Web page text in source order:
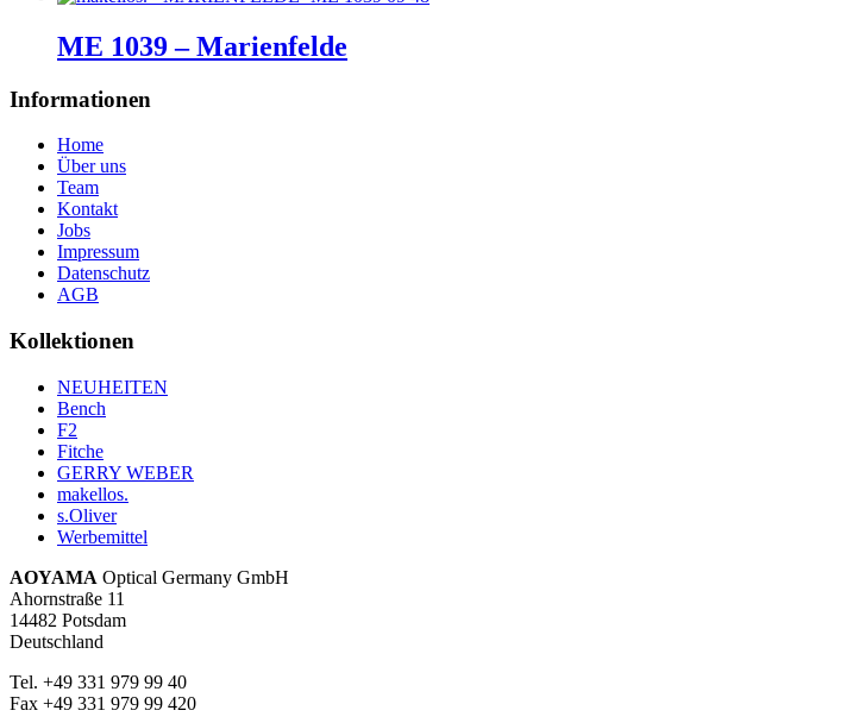
ME 1039 – Marienfelde
Informationen
Home
Über uns
Team
Kontakt
Jobs
Impressum
Datenschutz
AGB
Kollektionen
NEUHEITEN
Bench
F2
Fitche
GERRY WEBER
makellos.
s.Oliver
Werbemittel
AOYAMA Optical Germany GmbH
Ahornstraße 11
14482 Potsdam
Deutschland
Tel. +49 331 979 99 40
Fax +49 331 979 99 420